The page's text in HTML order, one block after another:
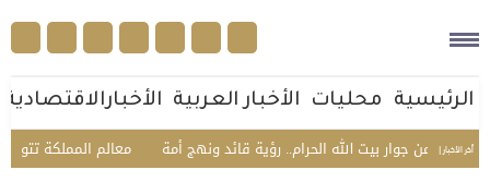
الرئيسية محليات الأخبار العربية الأخبارالاقتصادية
أخر الأخبار | معالم المملكة تتوشح من جوار بيت الله الحرام.. رؤية قائد ونهج أمة